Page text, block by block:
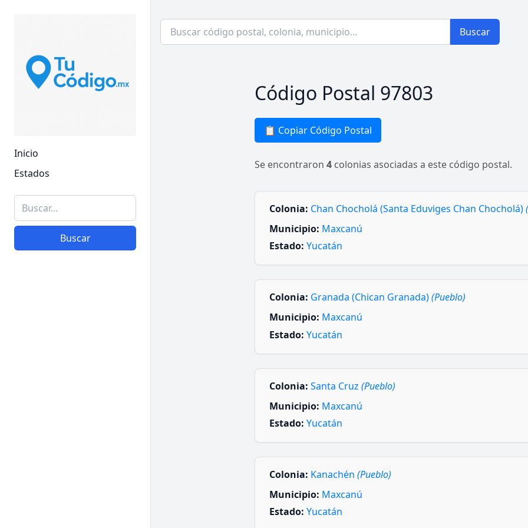
Inicio
Estados
Buscar
Buscar
Código Postal 97803
📋 Copiar Código Postal
Se encontraron 4 colonias asociadas a este código postal.
Colonia: Chan Chocholá (Santa Eduviges Chan Chocholá)
Municipio: Maxcanú
Estado: Yucatán
Colonia: Granada (Chican Granada)(Pueblo)
Municipio: Maxcanú
Estado: Yucatán
Colonia: Santa Cruz (Pueblo)
Municipio: Maxcanú
Estado: Yucatán
Colonia: Kanachén (Pueblo)
Municipio: Maxcanú
Estado: Yucatán